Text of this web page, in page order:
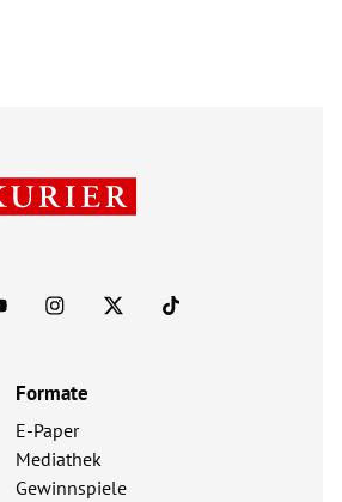
Formate
E-Paper
Mediathek
Gewinnspiele